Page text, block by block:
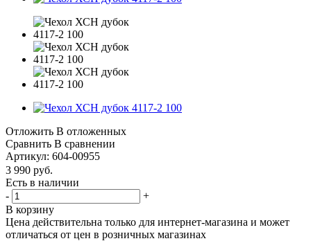
Отложить В отложенных
Сравнить В сравнении
Артикул: 604-00955
3 990 руб.
Есть в наличии
-
+
В корзину
Цена действительна только для интернет-магазина и может
отличаться от цен в розничных магазинах